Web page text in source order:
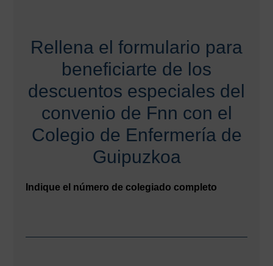
Rellena el formulario para
beneficiarte de los
descuentos especiales del
convenio de Fnn con el
Colegio de Enfermería de
Guipuzkoa
Indique el número de colegiado completo